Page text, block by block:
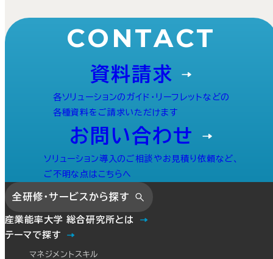
CONTACT
資料請求
各ソリューションのガイド・リーフレットなどの
各種資料をご請求いただけます
お問い合わせ
ソリューション導入のご相談やお見積り依頼など、
ご不明な点はこちらへ
全研修・サービスから探す
産業能率大学 総合研究所とは
テーマで探す
マネジメントスキル